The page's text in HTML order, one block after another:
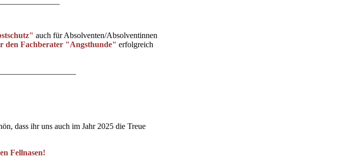
auch für Absolventen/Absolventinnen
den Fachberater "Angsthunde" erfolgreich
dass ihr uns auch im Jahr 2025 die Treue
Fellnasen!